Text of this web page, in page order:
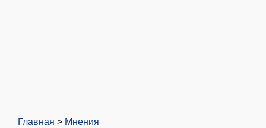
Главная > Мнения